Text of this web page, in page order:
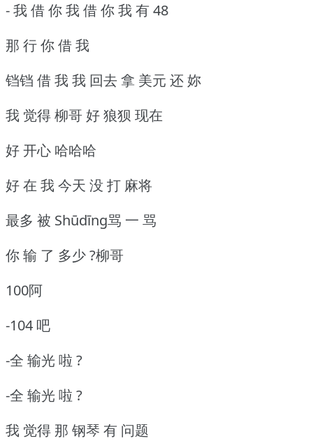
- 我 借 你 我 借 你 我 有 48
那 行 你 借 我
铛铛 借 我 我 回去 拿 美元 还 妳
我 觉得 柳哥 好 狼狈 现在
好 开心 哈哈哈
好 在 我 今天 没 打 麻将
最多 被 Shūdīng骂 一 骂
你 输 了 多少 ?柳哥
100阿
-104 吧
-全 输光 啦 ?
-全 输光 啦 ?
我 觉得 那 钢琴 有 问题